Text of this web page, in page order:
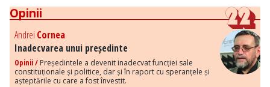
Opinii
Andrei Cornea
Inadecvarea unui președinte
Opinii / Președintele a devenit inadecvat funcției sale
constituționale și politice, dar și în raport cu speranțele și
așteptările cu care a fost învestit.